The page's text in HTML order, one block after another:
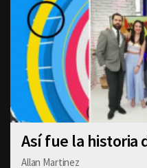
Así fue la historia
Allan Martinez